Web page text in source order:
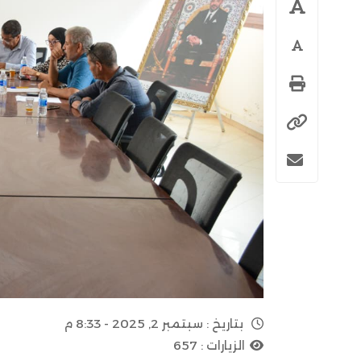
بتاريخ : سبتمبر 2, 2025 - 8:33 م
الزيارات : 657